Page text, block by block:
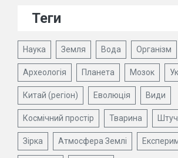
Теги
Наука Земля Вода Організм
Археологія Планета Мозок
Китай (регіон) Еволюція Види
Космічний простір Тварина
Зірка Атмосфера Землі